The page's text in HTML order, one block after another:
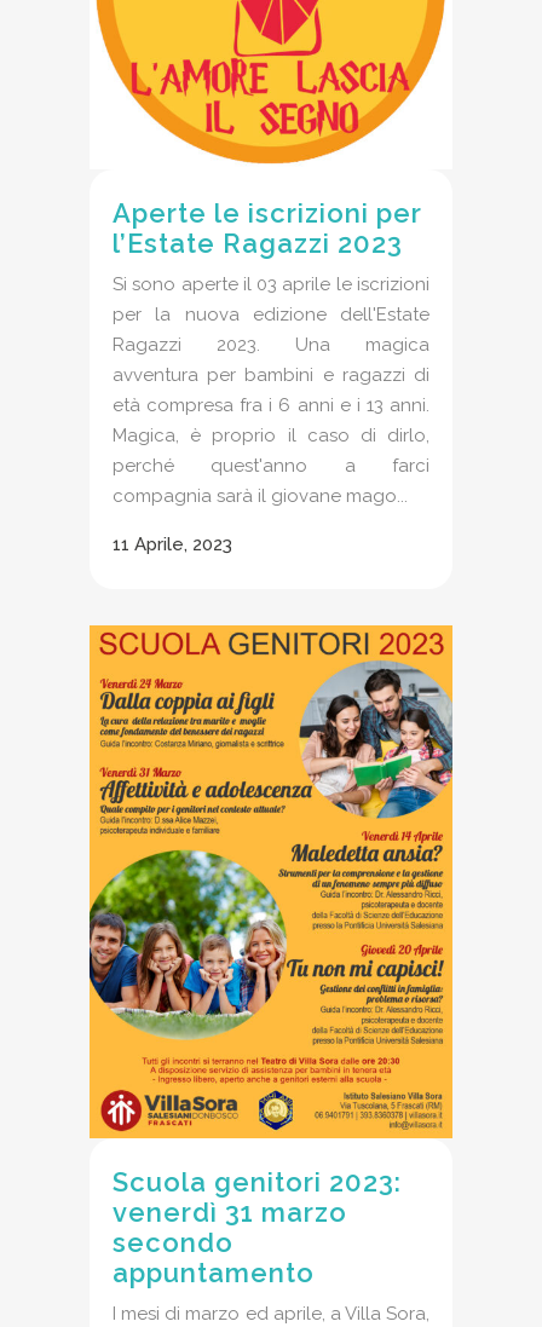
Aperte le iscrizioni per
l’Estate Ragazzi 2023
Si sono aperte il 03 aprile le iscrizioni
per la nuova edizione dell'Estate
Ragazzi 2023. Una magica
avventura per bambini e ragazzi di
età compresa fra i 6 anni e i 13 anni.
Magica, è proprio il caso di dirlo,
perché quest'anno a farci
compagnia sarà il giovane mago...
11 Aprile, 2023
Scuola genitori 2023:
venerdì 31 marzo
secondo
appuntamento
I mesi di marzo ed aprile, a Villa Sora,